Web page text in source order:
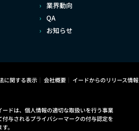
業界動向
QA
お知らせ
に関する表示 会社概要 イードからのリリース情報
ードは、個人情報の適切な取扱いを行う事業
付与されるプライバシーマークの付与認定を
。